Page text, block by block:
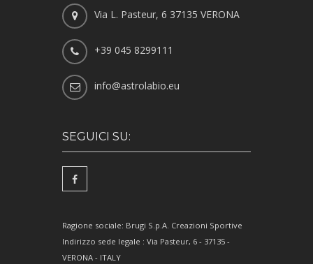
Via L. Pasteur, 6 37135 VERONA
+39 045 8299111
info@astrolabio.eu
SEGUICI SU:
Ragione sociale: Brugi S.p.A. Creazioni Sportive
Indirizzo sede legale : Via Pasteur, 6 - 37135 -
VERONA - ITALY